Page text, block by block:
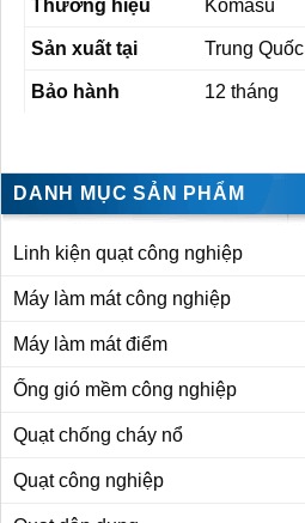
Thương hiệu Komasu
Sản xuất tại Trung Quốc
Bảo hành 12 tháng
DANH MỤC SẢN PHẨM
Linh kiện quạt công nghiệp
Máy làm mát công nghiệp
Máy làm mát điểm
Ống gió mềm công nghiệp
Quạt chống cháy nổ
Quạt công nghiệp